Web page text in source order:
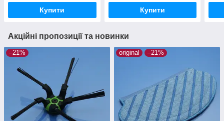
Купити Купити
Акційні пропозиції та новинки
–21% original –21%